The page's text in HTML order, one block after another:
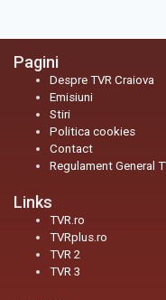
Pagini
Despre TVR Craiova
Emisiuni
Stiri
Politica cookies
Contact
Regulament General
Links
TVR.ro
TVRplus.ro
TVR 2
TVR 3